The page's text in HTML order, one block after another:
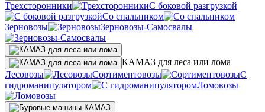
Трехсторонники
С боковой разгрузкой
Со спальником
Зерновозы
Зерновозы-Самосвалы
КАМАЗ для леса или лома
Лесовозы
Сортиментовозы
С
гидроманипулятором
Ломовозы